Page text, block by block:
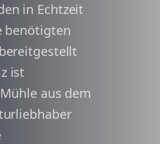
in Echtzeit
benötigten
ist
aus dem